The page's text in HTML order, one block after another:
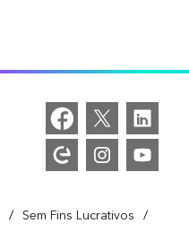
/ Sem Fins Lucrativos /